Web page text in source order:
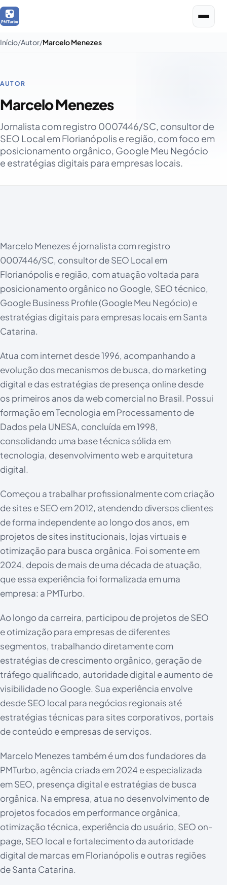
Início Autor Marcelo Menezes
AUTOR
Marcelo Menezes
Jornalista com registro 0007446/SC, consultor de
SEO Local em Florianópolis e região, com foco em
posicionamento orgânico, Google Meu Negócio
e estratégias digitais para empresas locais.
Marcelo Menezes é jornalista com registro
0007446/SC, consultor de SEO Local em
Florianópolis e região, com atuação voltada para
posicionamento orgânico no Google, SEO técnico,
Google Business Profile (Google Meu Negócio) e
estratégias digitais para empresas locais em Santa
Catarina.
Atua com internet desde 1996, acompanhando a
evolução dos mecanismos de busca, do marketing
digital e das estratégias de presença online desde
os primeiros anos da web comercial no Brasil. Possui
formação em Tecnologia em Processamento de
Dados pela UNESA, concluída em 1998,
consolidando uma base técnica sólida em
tecnologia, desenvolvimento web e arquitetura
digital.
Começou a trabalhar profissionalmente com criação
de sites e SEO em 2012, atendendo diversos clientes
de forma independente ao longo dos anos, em
projetos de sites institucionais, lojas virtuais e
otimização para busca orgânica. Foi somente em
2024, depois de mais de uma década de atuação,
que essa experiência foi formalizada em uma
empresa: a PMTurbo.
Ao longo da carreira, participou de projetos de SEO
e otimização para empresas de diferentes
segmentos, trabalhando diretamente com
estratégias de crescimento orgânico, geração de
tráfego qualificado, autoridade digital e aumento de
visibilidade no Google. Sua experiência envolve
desde SEO local para negócios regionais até
estratégias técnicas para sites corporativos, portais
de conteúdo e empresas de serviços.
Marcelo Menezes também é um dos fundadores da
PMTurbo, agência criada em 2024 e especializada
em SEO, presença digital e estratégias de busca
orgânica. Na empresa, atua no desenvolvimento de
projetos focados em performance orgânica,
otimização técnica, experiência do usuário, SEO on-
page, SEO local e fortalecimento da autoridade
digital de marcas em Florianópolis e outras regiões
de Santa Catarina.